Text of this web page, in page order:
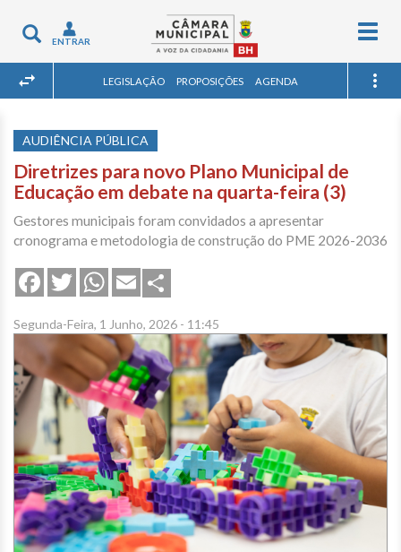
Toggle
navigation
ENTRAR
LEGISLAÇÃO PROPOSIÇÕES AGENDA
AUDIÊNCIA PÚBLICA
Diretrizes para novo Plano Municipal de
Educação em debate na quarta-feira (3)
Gestores municipais foram convidados a apresentar
cronograma e metodologia de construção do PME 2026-2036
FacebookTwitterWhatsApp
Email
Segunda-Feira, 1 Junho, 2026 - 11:45